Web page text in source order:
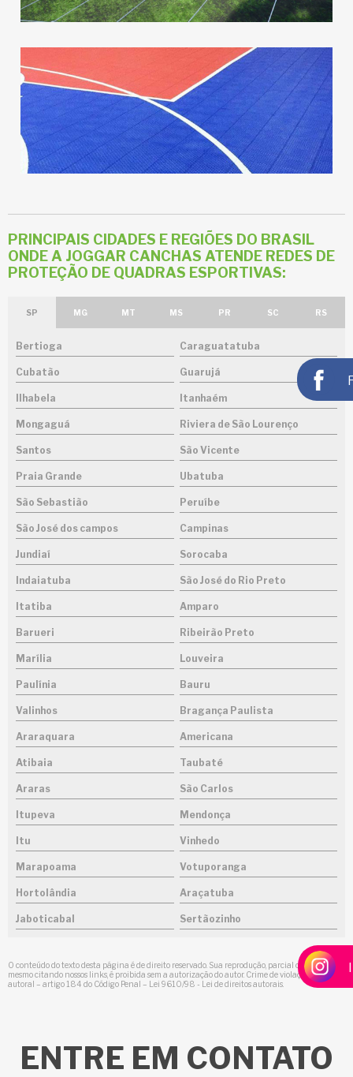
PRINCIPAIS CIDADES E REGIÕES DO BRASIL
ONDE A JOGGAR CANCHAS ATENDE REDES DE
PROTEÇÃO DE QUADRAS ESPORTIVAS:
SP MG MT MS PR SC RS
Bertioga Caraguatatuba
Cubatão Guarujá
Ilhabela Itanhaém
Mongaguá Riviera de São Lourenço
Santos São Vicente
Praia Grande Ubatuba
São Sebastião Peruíbe
São José dos campos Campinas
Jundiaí Sorocaba
Indaiatuba São José do Rio Preto
Itatiba Amparo
Barueri Ribeirão Preto
Marília Louveira
Paulínia Bauru
Valinhos Bragança Paulista
Araraquara Americana
Atibaia Taubaté
Araras São Carlos
Itupeva Mendonça
Itu Vinhedo
Marapoama Votuporanga
Hortolândia Araçatuba
Jaboticabal Sertãozinho
O conteúdo do texto desta página é de direito reservado. Sua reprodução, parcial ou total,
mesmo citando nossos links, é proibida sem a autorização do autor. Crime de violação de direito
autoral – artigo 184 do Código Penal – Lei 9610/98 - Lei de direitos autorais
ENTRE EM CONTATO